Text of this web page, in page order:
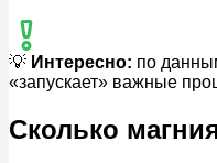
💡 Интересно: по
«запускает» важные
Сколько